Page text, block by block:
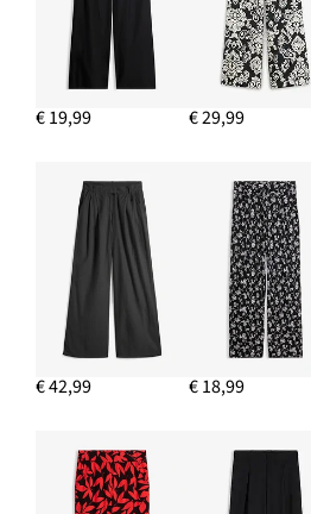
IN WINKELMANDJE
€ 19,99 € 29,99
€ 42,99 € 18,99